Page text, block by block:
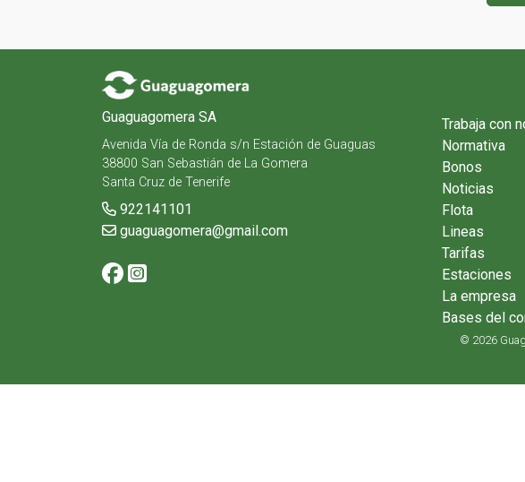
Guaguagomera SA
Avenida Vía de Ronda s/n Estación de Guaguas
38800 San Sebastián de La Gomera
Santa Cruz de Tenerife
922141101
guaguagomera@gmail.com
Trabaja con
Normativa
Bonos
Noticias
Flota
Lineas
Tarifas
Estaciones
La empresa
Bases del
© 2026